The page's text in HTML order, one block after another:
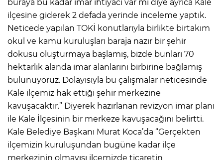
buraya bu kadar imar ihtiyacı var mı diye ayrıca Kale
ilçesine giderek 2 defada yerinde inceleme yaptık.
Neticede yapılan TOKİ konutlarıyla birlikte birtakım
okul ve kamu kuruluşları baraja nazır bir şehir
dokusu oluşturmaya başlamış, bizde bunları 70
hektarlık alanda imar alanlarını birbirine bağlamış
bulunuyoruz. Dolayısıyla bu çalışmalar neticesinde
Kale ilçemiz hak ettiği şehir merkezine
kavuşacaktır.” Diyerek hazırlanan revizyon imar planı
ile Kale İlçesinin bir merkeze kavuşacağını belirtti.
Kale Belediye Başkanı Murat Koca’da “Gerçekten
ilçemizin kuruluşundan bugüne kadar ilçe
merkezinin olmayışı ilçemizde ticaretin